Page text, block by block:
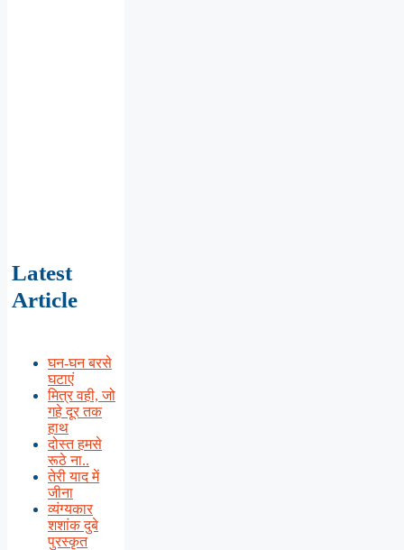
Latest
Article
घन-घन बरसे
घटाएं
मित्र वही, जो
गहे दूर तक
हाथ
दोस्त हमसे
रूठे ना..
तेरी याद में
जीना
व्यंग्यकार
शशांक दुबे
पुरस्कृत